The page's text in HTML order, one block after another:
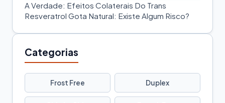
A Verdade: Efeitos Colaterais Do Trans
Resveratrol Gota Natural: Existe Algum Risco?
Categorias
Frost Free Duplex